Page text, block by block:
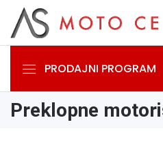
PRODAJNI PROGRAM
Preklopne